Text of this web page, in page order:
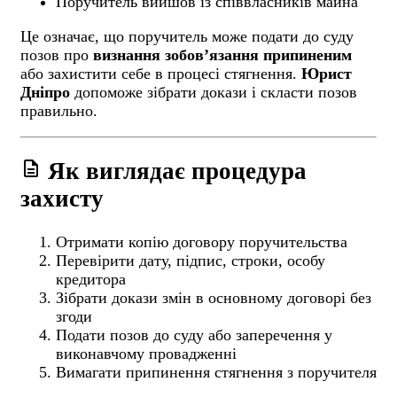
Це означає, що поручитель може подати до суду
позов про визнання зобов’язання припиненим
або захистити себе в процесі стягнення. Юрист
Дніпро допоможе зібрати докази і скласти позов
правильно.
description Як виглядає процедура
захисту
Отримати копію договору поручительства
Перевірити дату, підпис, строки, особу
кредитора
Зібрати докази змін в основному договорі без
згоди
Подати позов до суду або заперечення у
виконавчому провадженні
Вимагати припинення стягнення з поручителя